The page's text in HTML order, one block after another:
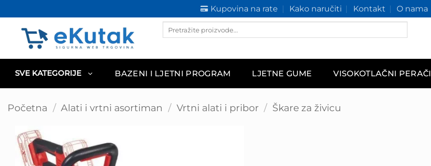
to
content
Kupovina na rate Kako naručiti Kontakt O nama
Products
SVE KATEGORIJE BAZENI I LJETNI PROGRAM LJETNE GUME VISOKOTLAČNI PERAČI
Početna / Alati i vrtni asortiman / Vrtni alati i pribor / Škare za živicu